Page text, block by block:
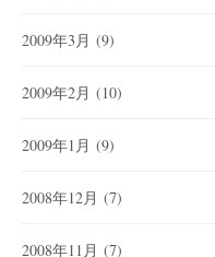
2009年3月 (9)
2009年2月 (10)
2009年1月 (9)
2008年12月 (7)
2008年11月 (7)